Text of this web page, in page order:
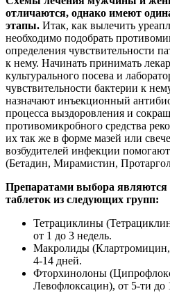
отличаются, однако имеют
этапы. Итак, как вылечить
необходимо подобрать
определения чувствительности
к нему. Начинать принимать
культурального посева и
чувствительности бактерии к
назначают инъекционный
процесса выздоровления и
противомикробного средства
их так же в форме мазей или
возбудителей инфекции
(Бетадин, Мирамистин,
Препаратами выбора являются
таблеток из следующих групп:
Тетрациклины
от 1 до 3 недель.
Макролиды
4-14 дней.
Фторхинолоны
Левофлоксацин), от 5-ти до